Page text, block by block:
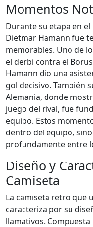
Momentos
Durante su etapa en el
Dietmar Hamann fue
memorables. Uno de
el derbi contra el
Hamann dio una
gol decisivo. También
Alemania, donde
juego del rival, fue
equipo. Estos
dentro del equipo,
profundamente entre
Diseño y
Camiseta
La camiseta retro que
caracteriza por su
llamativos.